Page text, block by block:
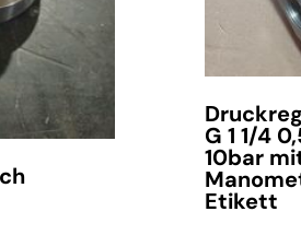
G 1 1/4
10bar
Etikett